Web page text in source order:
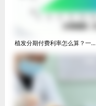
植发分期付费利率怎么算？一...